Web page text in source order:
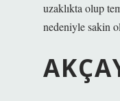
uzaklıkta olup
nedeniyle sakin